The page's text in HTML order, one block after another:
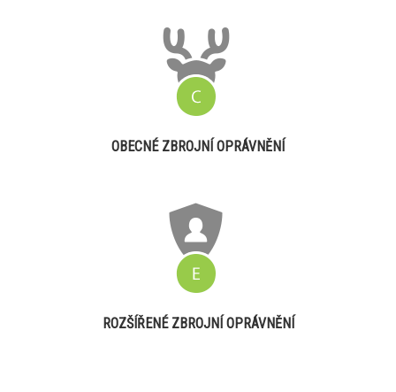
OBECNÉ ZBROJNÍ OPRÁVNĚNÍ
ROZŠÍŘENÉ ZBROJNÍ OPRÁVNĚNÍ